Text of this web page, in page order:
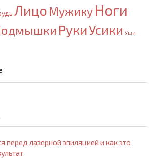
Лицо Мужику Ноги
РукиУсики Уши
перед лазерной эпиляцией и как это